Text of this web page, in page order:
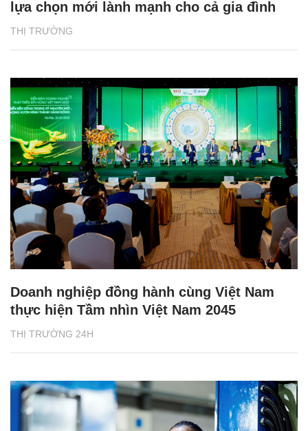
THỊ TRƯỜNG
lựa chọn mới lành mạnh cho cả gia đình
THỊ TRƯỜNG 24H
Doanh nghiệp đồng hành cùng Việt Nam
thực hiện Tầm nhìn Việt Nam 2045